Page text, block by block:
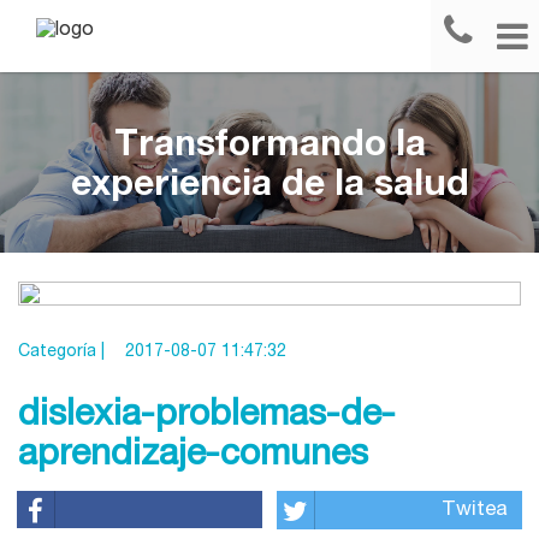
Transformando la
experiencia de la salud
Categoría | 2017-08-07 11:47:32
dislexia-problemas-de-
aprendizaje-comunes
Twitea